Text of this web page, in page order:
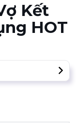
Kết
HOT
pháp khi bạn